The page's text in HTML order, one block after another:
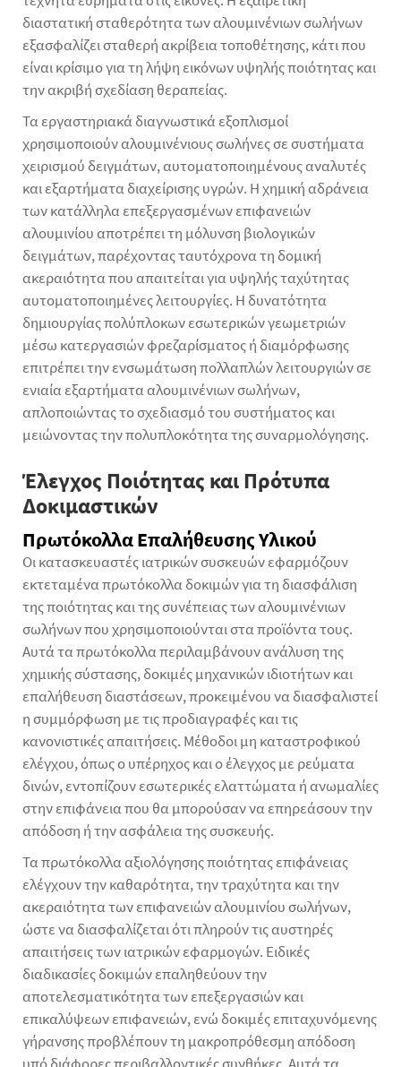
διαστατική σταθερότητα των αλουμινένιων σωλήνων
εξασφαλίζει σταθερή ακρίβεια τοποθέτησης, κάτι που
είναι κρίσιμο για τη λήψη εικόνων υψηλής ποιότητας και
την ακριβή σχεδίαση θεραπείας.
Τα εργαστηριακά διαγνωστικά εξοπλισμοί
χρησιμοποιούν αλουμινένιους σωλήνες σε συστήματα
χειρισμού δειγμάτων, αυτοματοποιημένους αναλυτές
και εξαρτήματα διαχείρισης υγρών. Η χημική αδράνεια
των κατάλληλα επεξεργασμένων επιφανειών
αλουμινίου αποτρέπει τη μόλυνση βιολογικών
δειγμάτων, παρέχοντας ταυτόχρονα τη δομική
ακεραιότητα που απαιτείται για υψηλής ταχύτητας
αυτοματοποιημένες λειτουργίες. Η δυνατότητα
δημιουργίας πολύπλοκων εσωτερικών γεωμετριών
μέσω κατεργασιών φρεζαρίσματος ή διαμόρφωσης
επιτρέπει την ενσωμάτωση πολλαπλών λειτουργιών σε
ενιαία εξαρτήματα αλουμινένιων σωλήνων,
απλοποιώντας το σχεδιασμό του συστήματος και
μειώνοντας την πολυπλοκότητα της συναρμολόγησης.
Έλεγχος Ποιότητας και Πρότυπα
Δοκιμαστικών
Πρωτόκολλα Επαλήθευσης Υλικού
Οι κατασκευαστές ιατρικών συσκευών εφαρμόζουν
εκτεταμένα πρωτόκολλα δοκιμών για τη διασφάλιση
της ποιότητας και της συνέπειας των αλουμινένιων
σωλήνων που χρησιμοποιούνται στα προϊόντα τους.
Αυτά τα πρωτόκολλα περιλαμβάνουν ανάλυση της
χημικής σύστασης, δοκιμές μηχανικών ιδιοτήτων και
επαλήθευση διαστάσεων, προκειμένου να διασφαλιστεί
η συμμόρφωση με τις προδιαγραφές και τις
κανονιστικές απαιτήσεις. Μέθοδοι μη καταστροφικού
ελέγχου, όπως ο υπέρηχος και ο έλεγχος με ρεύματα
δινών, εντοπίζουν εσωτερικές ελαττώματα ή ανωμαλίες
στην επιφάνεια που θα μπορούσαν να επηρεάσουν την
απόδοση ή την ασφάλεια της συσκευής.
Τα πρωτόκολλα αξιολόγησης ποιότητας επιφάνειας
ελέγχουν την καθαρότητα, την τραχύτητα και την
ακεραιότητα των επιφανειών αλουμινίου σωλήνων,
ώστε να διασφαλίζεται ότι πληρούν τις αυστηρές
απαιτήσεις των ιατρικών εφαρμογών. Ειδικές
διαδικασίες δοκιμών επαληθεύουν την
αποτελεσματικότητα των επεξεργασιών και
επικαλύψεων επιφανειών, ενώ δοκιμές επιταχυνόμενης
γήρανσης προβλέπουν τη μακροπρόθεσμη απόδοση